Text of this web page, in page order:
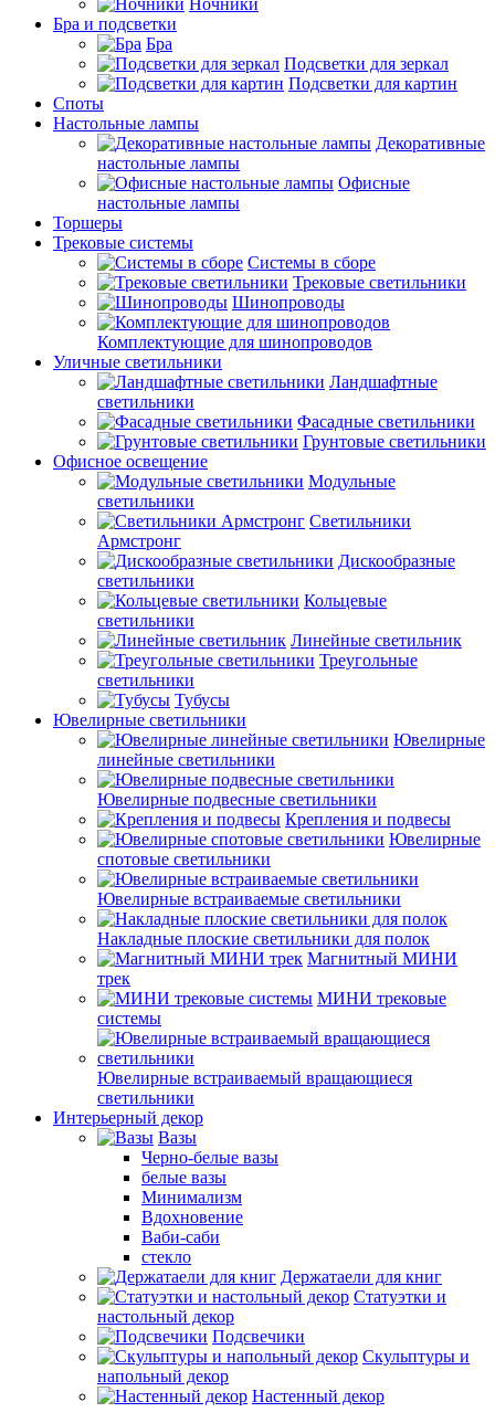
Ночники
Бра и подсветки
Бра
Подсветки для зеркал
Подсветки для картин
Споты
Настольные лампы
Декоративные
настольные лампы
Офисные
настольные лампы
Торшеры
Трековые системы
Системы в сборе
Трековые светильники
Шинопроводы
Комплектующие для шинопроводов
Уличные светильники
Ландшафтные
светильники
Фасадные светильники
Грунтовые светильники
Офисное освещение
Модульные
светильники
Светильники
Армстронг
Дискообразные
светильники
Кольцевые
светильники
Линейные светильник
Треугольные
светильники
Тубусы
Ювелирные светильники
Ювелирные
линейные светильники
Ювелирные подвесные светильники
Крепления и подвесы
Ювелирные
спотовые светильники
Ювелирные встраиваемые светильники
Накладные плоские светильники для полок
Магнитный МИНИ
трек
МИНИ трековые
системы
Ювелирные встраиваемый вращающиеся
светильники
Интерьерный декор
Вазы
Черно-белые вазы
белые вазы
Минимализм
Вдохновение
Ваби-саби
стекло
Держатаели для книг
Статуэтки и
настольный декор
Подсвечики
Скульптуры и
напольный декор
Настенный декор